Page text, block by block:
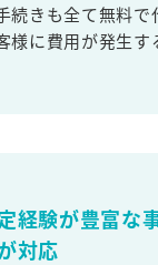
続きも全て無料で
様に費用が発生す
経験が豊富な
対応